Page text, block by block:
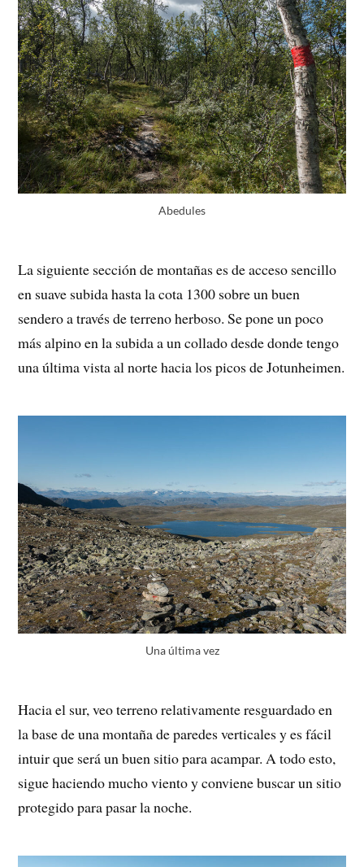
Abedules
La siguiente sección de montañas es de acceso sencillo
en suave subida hasta la cota 1300 sobre un buen
sendero a través de terreno herboso. Se pone un poco
más alpino en la subida a un collado desde donde tengo
una última vista al norte hacia los picos de Jotunheimen.
Una última vez
Hacia el sur, veo terreno relativamente resguardado en
la base de una montaña de paredes verticales y es fácil
intuir que será un buen sitio para acampar. A todo esto,
sigue haciendo mucho viento y conviene buscar un sitio
protegido para pasar la noche.